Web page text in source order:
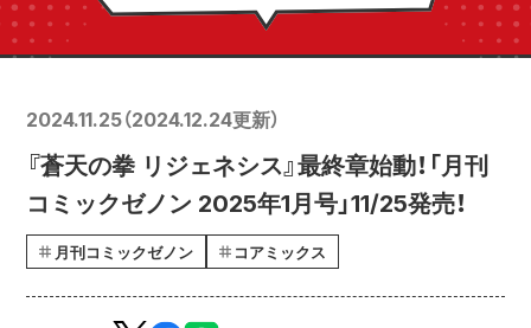
2024.11.25（2024.12.24更新）
『蒼天の拳 リジェネシス』最終章始動！「月刊
コミックゼノン 2025年1月号」11/25発売！
月刊コミックゼノン コアミックス